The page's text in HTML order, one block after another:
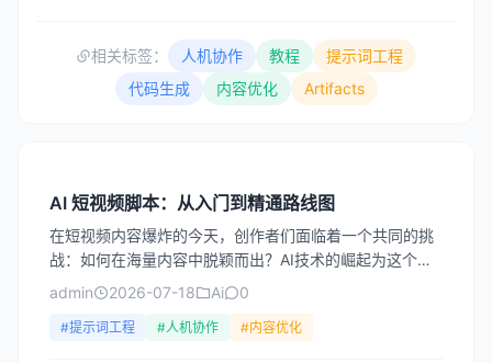
相关标签： 人机协作 教程
提示词工程
代码生成
内容优化 Artifacts
AI 短视频脚本：从入门到精通路线图
在短视频内容爆炸的今天，创作者们面临着一个共同的挑
战：如何在海量内容中脱颖而出？AI技术的崛起为这个问
题提供了全新的解决方案。从脚本构思到最终成片，AI正
admin 2026-07-18 Ai 0
#提示词工程 #人机协作 #内容优化